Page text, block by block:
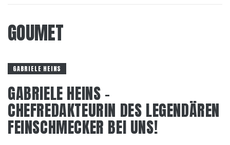
GOUMET
GABRIELE HEINS
GABRIELE HEINS –
CHEFREDAKTEURIN DES LEGENDÄREN
FEINSCHMECKER BEI UNS!